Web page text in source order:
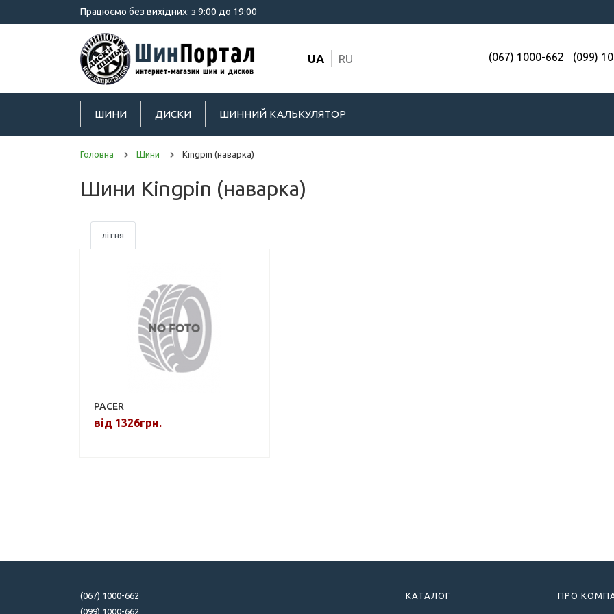
Працюємо без вихідних: з 9:00 до 19:00
UA RU (067) 1000-662 (099)
ШИНИ ДИСКИ ШИННИЙ КАЛЬКУЛЯТОР
Головна Шини Kingpin (наварка)
Шини Kingpin (наварка)
літня
PACER
від 1326грн.
(067) 1000-662
(099) 1000-662
КАТАЛОГ ПРО